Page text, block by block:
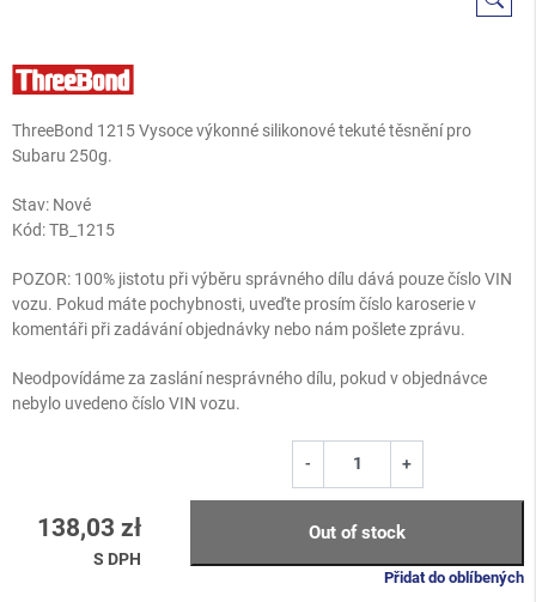
ThreeBond 1215 Vysoce výkonné silikonové tekuté těsnění pro
Subaru 250g.
Stav: Nové
Kód:TB_1215
POZOR: 100% jistotu při výběru správného dílu dává pouze číslo VIN
vozu. Pokud máte pochybnosti, uveďte prosím číslo karoserie v
komentáři při zadávání objednávky nebo nám pošlete zprávu.
Neodpovídáme za zaslání nesprávného dílu, pokud v objednávce
nebylo uvedeno číslo VIN vozu.
138,03 zł
S DPH
- +
Out of stock
Přidat do oblíbených